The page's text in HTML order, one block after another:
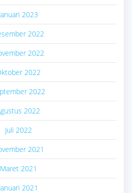
Januari 2023
2022
2022
2022
2022
2022
Juli 2022
2021
Maret 2021
Januari 2021